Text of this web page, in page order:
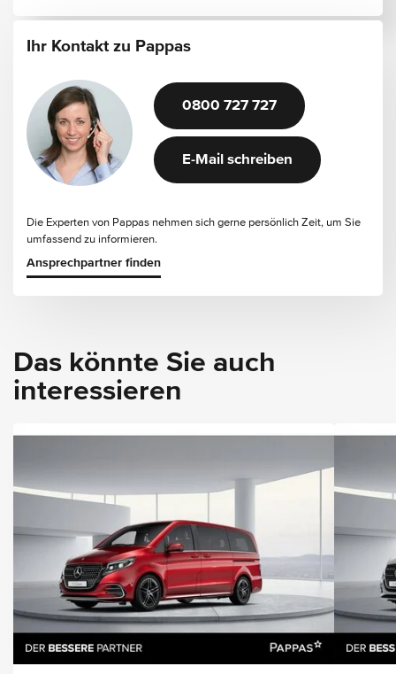
Ihr Kontakt zu Pappas
0800 727 727
E-Mail schreiben
Die Experten von Pappas nehmen sich gerne persönlich Zeit, um Sie
umfassend zu informieren.
Ansprechpartner finden
Das könnte Sie auch
interessieren